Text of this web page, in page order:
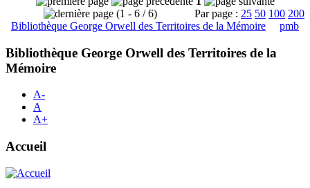
(1 - 6 / 6)
Par page : 25 50 100 200
Bibliothèque George Orwell des Territoires de la Mémoire
pmb
Bibliothèque George Orwell des Territoires de la
Mémoire
A-
A
A+
Accueil